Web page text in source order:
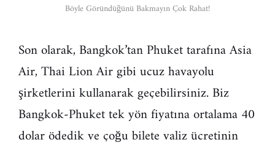
Böyle Göründüğünü Bakmayın Çok Rahat!
Son olarak, Bangkok’tan Phuket tarafına Asia
Air, Thai Lion Air gibi ucuz havayolu
şirketlerini kullanarak geçebilirsiniz. Biz
Bangkok-Phuket tek yön fiyatına ortalama 40
dolar ödedik ve çoğu bilete valiz ücretinin